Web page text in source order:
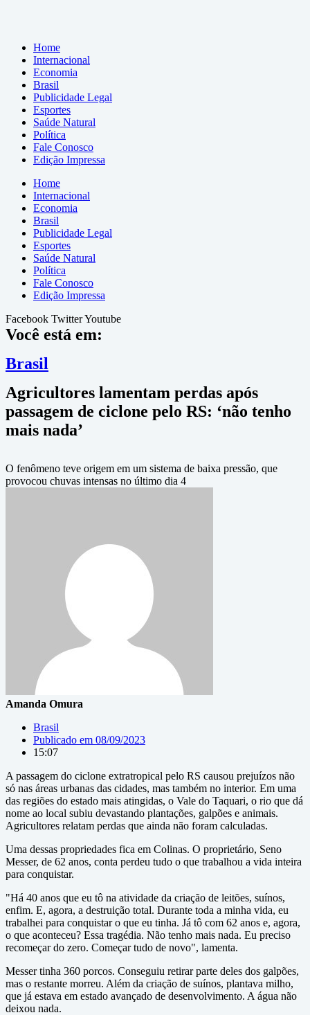
Home
Internacional
Economia
Brasil
Publicidade Legal
Esportes
Saúde Natural
Política
Fale Conosco
Edição Impressa
Home
Internacional
Economia
Brasil
Publicidade Legal
Esportes
Saúde Natural
Política
Fale Conosco
Edição Impressa
Facebook TwitterYoutube
Você está em:
Brasil
Agricultores lamentam perdas após
passagem de ciclone pelo RS: ‘não tenho
mais nada’
O fenômeno teve origem em um sistema de baixa pressão, que
provocou chuvas intensas no último dia 4
Amanda Omura
Brasil
Publicado em 08/09/2023
15:07
A passagem do ciclone extratropical pelo RS causou prejuízos não
só nas áreas urbanas das cidades, mas também no interior. Em uma
das regiões do estado mais atingidas, o Vale do Taquari, o rio que dá
nome ao local subiu devastando plantações, galpões e animais.
Agricultores relatam perdas que ainda não foram calculadas.
Uma dessas propriedades fica em Colinas. O proprietário, Seno
Messer, de 62 anos, conta perdeu tudo o que trabalhou a vida inteira
para conquistar.
"Há 40 anos que eu tô na atividade da criação de leitões, suínos,
enfim. E, agora, a destruição total. Durante toda a minha vida, eu
trabalhei para conquistar o que eu tinha. Já tô com 62 anos e, agora,
o que aconteceu? Essa tragédia. Não tenho mais nada. Eu preciso
recomeçar do zero. Começar tudo de novo", lamenta.
Messer tinha 360 porcos. Conseguiu retirar parte deles dos galpões,
mas o restante morreu. Além da criação de suínos, plantava milho,
que já estava em estado avançado de desenvolvimento. A água não
deixou nada.